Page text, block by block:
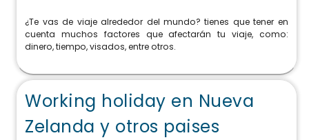
¿Te vas de viaje alrededor del mundo? tienes que tener en
cuenta muchos factores que afectarán tu viaje, como:
dinero, tiempo, visados, entre otros.
Working holiday en Nueva
Zelanda y otros paises